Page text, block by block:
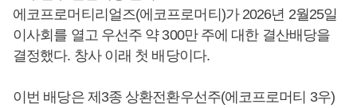
에코프로머티리얼즈(에코프로머티)가 2026년 2월25일
이사회를 열고 우선주 약 300만 주에 대한 결산배당을
결정했다. 창사 이래 첫 배당이다.
이번 배당은 제3종 상환전환우선주(에코프로머티 3우)